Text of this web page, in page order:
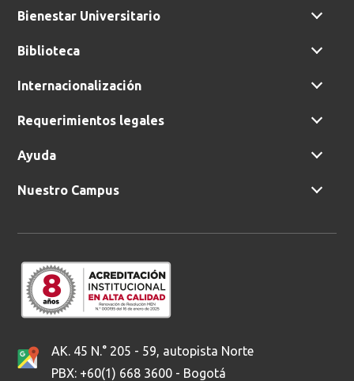
Bienestar Universitario
Biblioteca
Internacionalización
Requerimientos legales
Ayuda
Nuestro Campus
AK. 45 N.° 205 - 59, autopista Norte
PBX: +60(1) 668 3600 - Bogotá